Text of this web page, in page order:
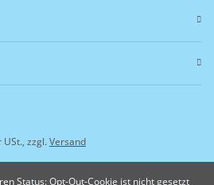
zzgl.Versand
Status: Opt-Out-Cookie ist nicht gesetzt